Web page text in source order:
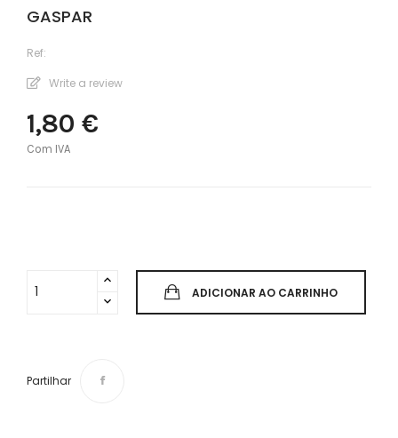
GASPAR
Ref:
Write a review
1,80 €
Com IVA
ADICIONAR AO CARRINHO
Partilhar